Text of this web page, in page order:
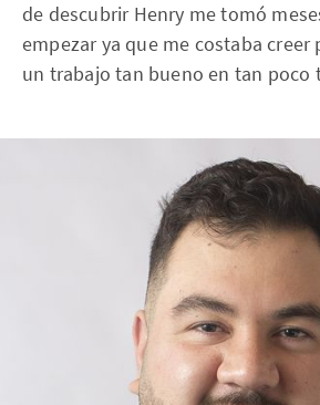
de descubrir Henry me tomó
empezar ya que me costaba creer
un trabajo tan bueno en tan poco